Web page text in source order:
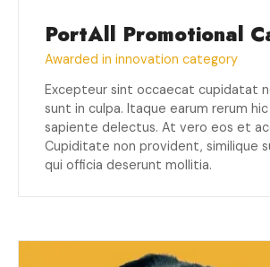
PortAll Promotional
Awarded in innovation category
Excepteur sint occaecat cupidatat
sunt in culpa. Itaque earum rerum
sapiente delectus. At vero eos et
Cupiditate non provident, similique
qui officia deserunt mollitia.